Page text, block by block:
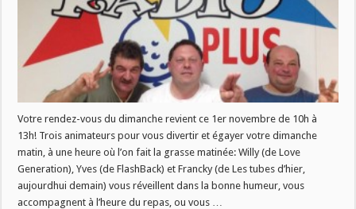
Votre rendez-vous du dimanche revient ce 1er novembre de 10h à
13h! Trois animateurs pour vous divertir et égayer votre dimanche
matin, à une heure où l’on fait la grasse matinée: Willy (de Love
Generation), Yves (de FlashBack) et Francky (de Les tubes d’hier,
aujourdhui demain) vous réveillent dans la bonne humeur, vous
accompagnent à l’heure du repas, ou vous …